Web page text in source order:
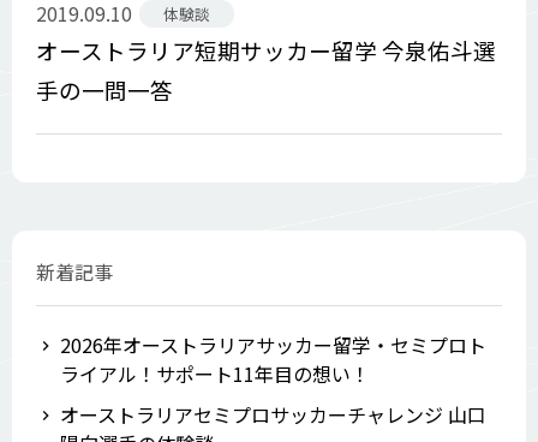
2019.09.10 体験談
オーストラリア短期サッカー留学 今泉佑斗選
手の一問一答
新着記事
2026年オーストラリアサッカー留学・セミプロト
ライアル！サポート11年目の想い！
オーストラリアセミプロサッカーチャレンジ 山口